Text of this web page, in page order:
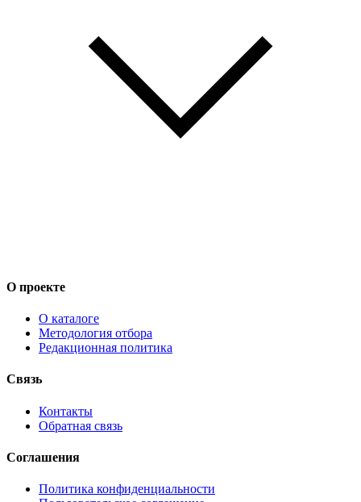
О проекте
О каталоге
Методология отбора
Редакционная политика
Связь
Контакты
Обратная связь
Соглашения
Политика конфиденциальности